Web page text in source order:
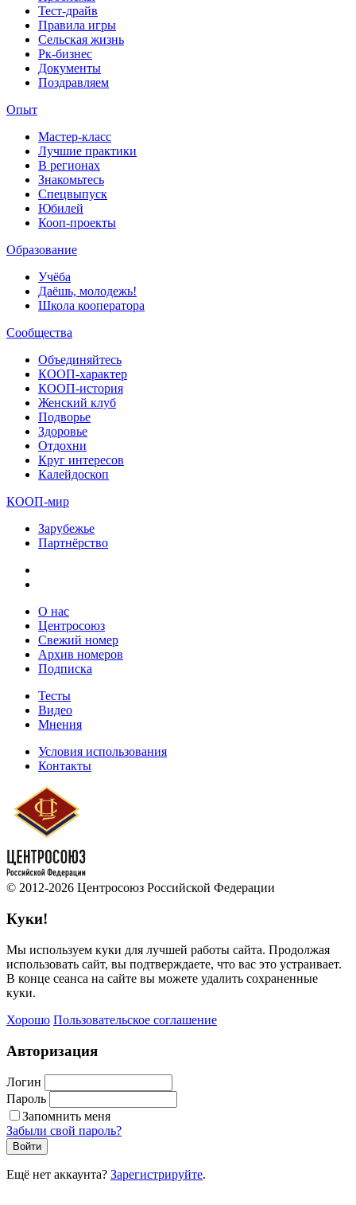
Тест-драйв
Правила игры
Сельская жизнь
Рк-бизнес
Документы
Поздравляем
Опыт
Мастер-класс
Лучшие практики
В регионах
Знакомьтесь
Спецвыпуск
Юбилей
Кооп-проекты
Образование
Учёба
Даёшь, молодежь!
Школа кооператора
Сообщества
Объединяйтесь
КООП-характер
КООП-история
Женский клуб
Подворье
Здоровье
Отдохни
Круг интересов
Калейдоскоп
КООП-мир
Зарубежье
Партнёрство
О нас
Центросоюз
Свежий номер
Архив номеров
Подписка
Тесты
Видео
Мнения
Условия использования
Контакты
© 2012-2026 Центросоюз Российской Федерации
Куки!
Мы используем куки для лучшей работы сайта. Продолжая
использовать сайт, вы подтверждаете, что вас это устраивает.
В конце сеанса на сайте вы можете удалить сохраненные
куки.
Хорошо Пользовательское соглашение
Авторизация
Логин
Пароль
Запомнить меня
Забыли свой пароль?
Войти
Ещё нет аккаунта? Зарегистрируйте.